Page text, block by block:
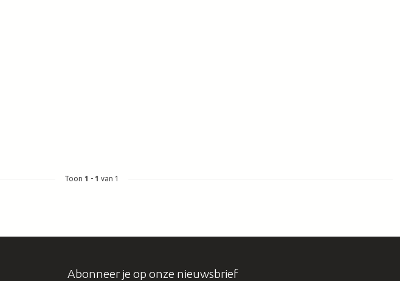
Toon 1 - 1 van 1
Abonneer je op onze nieuwsbrief